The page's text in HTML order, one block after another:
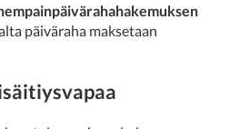
päiväraha maksetaan